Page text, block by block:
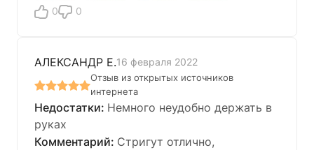
0 0
АЛЕКСАНДР Е.16 февраля 2022
Отзыв из открытых источников
интернета
Немного неудобно держать в
руках
Стригут отлично,